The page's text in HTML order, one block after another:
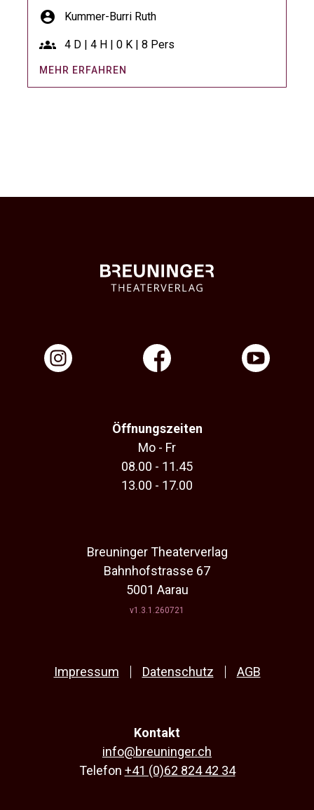
account_circle Kummer-Burri Ruth
groups 4 D | 4 H | 0 K | 8 Pers
MEHR ERFAHREN
Öffnungszeiten
Mo - Fr
08.00 - 11.45
13.00 - 17.00
Breuninger Theaterverlag
Bahnhofstrasse 67
5001 Aarau
v1.3.1.260721
Impressum Datenschutz AGB
Kontakt
info@breuninger.ch
Telefon +41 (0)62 824 42 34